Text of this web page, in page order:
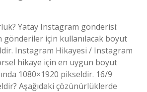
Yatay Instagram gönderisi:
gönderiler için kullanılacak boyut
Instagram Hikayesi / Instagram
hikaye için en uygun boyut
1080×1920 pikseldir. 16/9
Aşağıdaki çözünürlüklerde